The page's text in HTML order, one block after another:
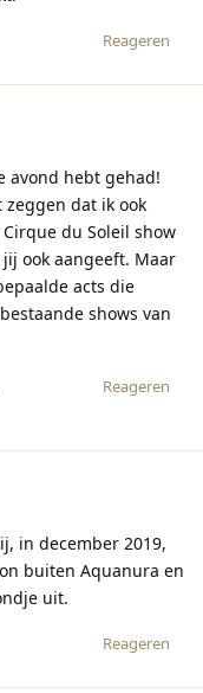
Reageren
avond hebt gehad!
dat ik ook
du Soleil show
ook aangeeft. Maar
acts die
shows van
Reageren
in december 2019,
buiten Aquanura en
uit.
Reageren